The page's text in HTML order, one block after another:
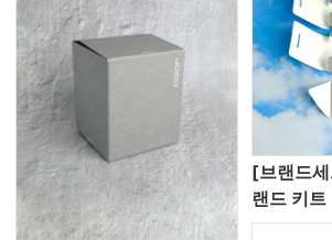
[브랜드
랜드 키트